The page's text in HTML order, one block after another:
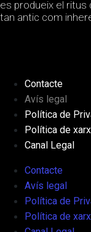
es produeix el ritus
tan antic com
Contacte
Avís legal
Política de
Política de
Canal Legal
Contacte
Avís legal
Política de
Política de